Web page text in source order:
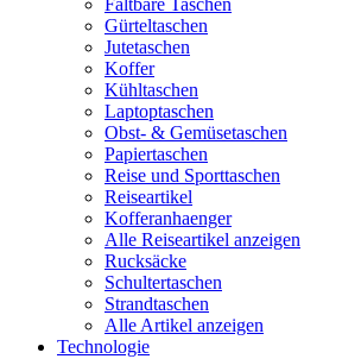
Faltbare Taschen
Gürteltaschen
Jutetaschen
Koffer
Kühltaschen
Laptoptaschen
Obst- & Gemüsetaschen
Papiertaschen
Reise und Sporttaschen
Reiseartikel
Kofferanhaenger
Alle Reiseartikel anzeigen
Rucksäcke
Schultertaschen
Strandtaschen
Alle Artikel anzeigen
Technologie